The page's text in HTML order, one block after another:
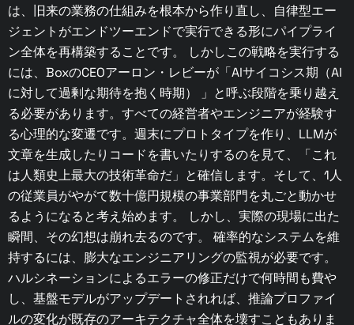
は、旧来の業務の仕組みを根本から作り直し、自律型エー
ジェントがエンドツーエンドで実行できる形にパイプライ
ン全体を再構築することです。 しかしこの戦略を実行する
には、BoxのCEOアーロン・レビーが「AIサイコシス期（AI
に対して過剰な期待を抱く時期） 」と呼ぶ段階を乗り越え
る必要があります。すべての経営者やエンジニアが経験す
る心理的な変遷です。週末にプロトタイプを作り、LLMが
文章を生成したりコードを書いたりするのを見て、「これ
は人類史上最大の技術革命だ」と確信します。そして、1人
の従業員がやがて数十億円規模の事業部門を丸ごと動かせ
るようになると考え始めます。 しかし、実際の現場に出た
瞬間、その幻想は崩れ去るのです。 確率的なシステムを維
持するには、膨大なエンジニアリングの監視が必要です。
ハルシネーションによるエラーの修正だけで何時間も費や
し、基盤モデルがアップデートされれば、推論プロファイ
ルの変化が既存のアーキテクチャ全体を壊すこともありま